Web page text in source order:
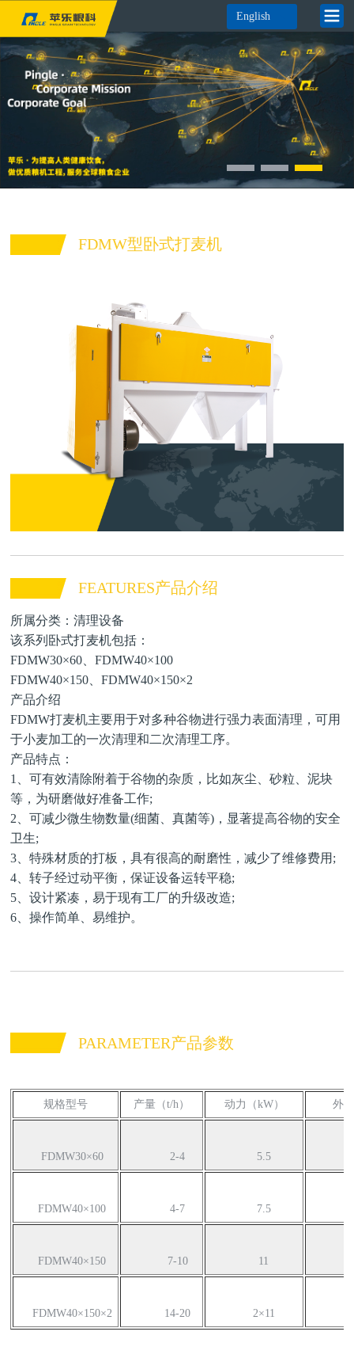
English
FDMW型卧式打麦机
FEATURES产品介绍
所属分类：清理设备
该系列卧式打麦机包括：
FDMW30×60、FDMW40×100
FDMW40×150、FDMW40×150×2
产品介绍
FDMW打麦机主要用于对多种谷物进行强力表面清理，可用
于小麦加工的一次清理和二次清理工序。
产品特点：
1、可有效清除附着于谷物的杂质，比如灰尘、砂粒、泥块
等，为研磨做好准备工作;
2、可减少微生物数量(细菌、真菌等)，显著提高谷物的安全
卫生;
3、特殊材质的打板，具有很高的耐磨性，减少了维修费用;
4、转子经过动平衡，保证设备运转平稳;
5、设计紧凑，易于现有工厂的升级改造;
6、操作简单、易维护。
PARAMETER产品参数
规格型号 产量（t/h） 动力（kW） 外
FDMW30×60 2-4 5.5
FDMW40×100 4-7 7.5
FDMW40×150 7-10 11
FDMW40×150×2 14-20 2×11